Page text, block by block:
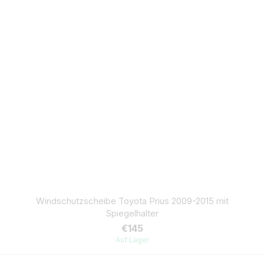
Windschutzscheibe Toyota Prius 2009-2015 mit
Spiegelhalter
€145
Auf Lager